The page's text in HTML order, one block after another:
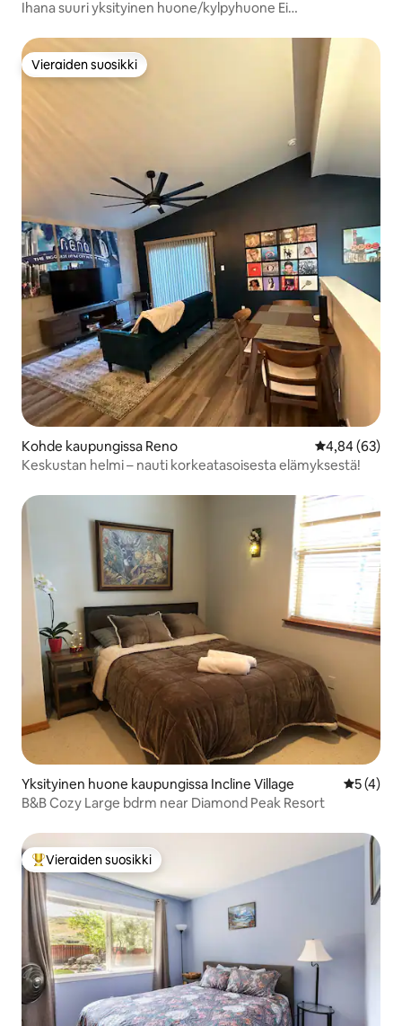
Ihana suuri yksityinen huone/kylpyhuone Ei
Vieraiden suosikki
Vieraiden suosikki
Kohde kaupungissa Reno
4,84 (63)
Keskustan helmi – nauti korkeatasoisesta elämyksestä!
Yksityinen huone kaupungissa Incline Village
5 (4)
B&B Cozy Large bdrm near Diamond Peak Resort
Vieraiden suosikkien parhaimmistoa
Vieraiden suosikki